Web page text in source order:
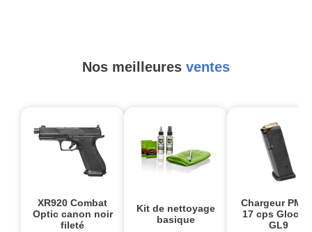
Nos meilleures ventes
XR920 Combat
Optic canon noir
fileté
Kit de nettoyage
basique
Chargeur
17 cps
GL9